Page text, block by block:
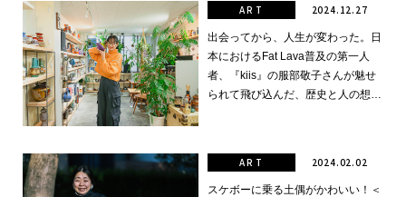
出会ってから、人生が変わった。日
本におけるFat Lava普及の第一人
者、『kiis』の服部敬子さんが魅せ
られて飛び込んだ、歴史と人の想い
ART 2024.12.27
スケボーに乗る土偶がかわいい！＜
ART 2024.02.02